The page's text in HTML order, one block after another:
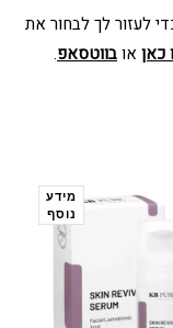
לעזור לך לבחור את
כאן אובווטסאפ.
מידע
נוסף